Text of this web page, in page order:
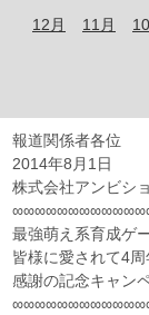
12月 11月
報道関係者各位
2014年8月1日
株式会社アンビシ
最強萌え系育成ゲ
皆様に愛されて4周
感謝の記念キャン